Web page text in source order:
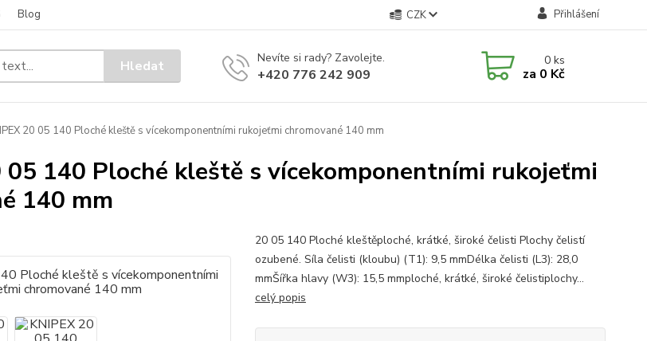
Blog CZK Přihlášení
Hledat Nevíte si rady? Zavolejte.
+420 776 242 909
0ks
za 0 Kč
20 05 140 Ploché kleště s vícekomponentními rukojeťmi chromované 140 mm
05 140 Ploché kleště s vícekomponentními rukojeťmi
140 mm
20 05 140 Ploché kleštěploché, krátké, široké čelisti Plochy čelistí
ozubené. Síla čelisti (kloubu) (T1): 9,5 mmDélka čelisti (L3): 28,0
mmŠířka hlavy (W3): 15,5 mmploché, krátké, široké čelistiplochy...
celý popis